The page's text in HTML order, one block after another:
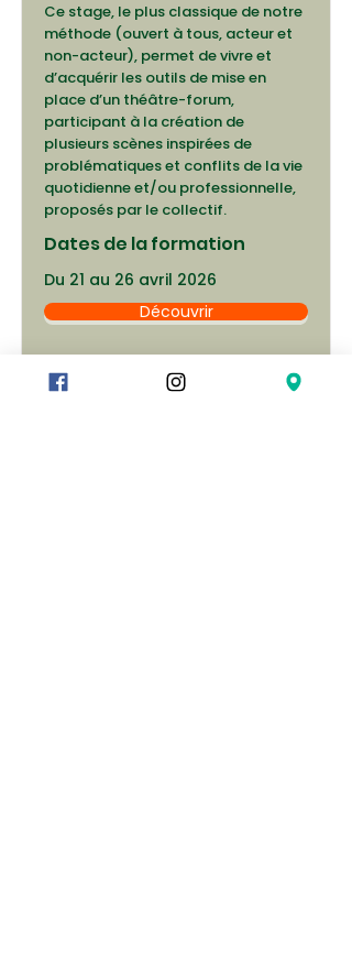
Ce stage, le plus classique de notre
méthode (ouvert à tous, acteur et
non-acteur), permet de vivre et
d’acquérir les outils de mise en
place d’un théâtre-forum,
participant à la création de
plusieurs scènes inspirées de
problématiques et conflits de la vie
quotidienne et/ou professionnelle,
proposés par le collectif.
Dates de la formation
Du 21 au 26 avril 2026
Découvrir